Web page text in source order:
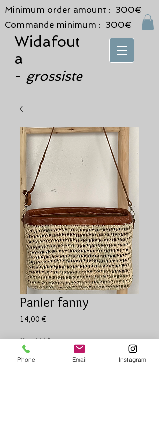
Minimum order amount : 300€
Commande minimum : 300€
Widafout
a
- grossiste
Panier fanny
14,00 €
Quantité *
Phone Email Instagram